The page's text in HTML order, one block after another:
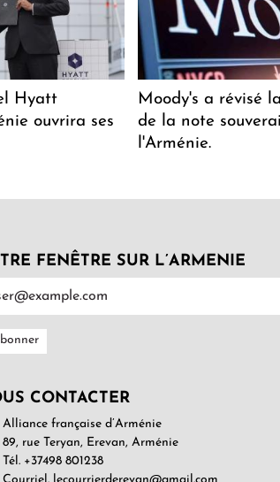
Hyatt
ouvrira ses
Moody's a révisé
de la note
l'Arménie.
FENÊTRE SUR L’ARMENIE
CONTACTER
Alliance française d’Arménie
89, rue Teryan, Erevan, Arménie
Tél. +37498 801238